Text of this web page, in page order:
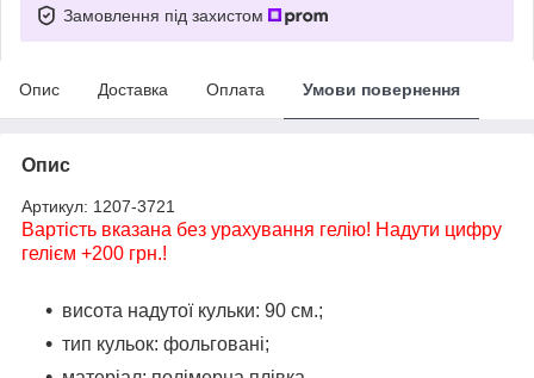
Замовлення під захистом
Опис Доставка Оплата Умови повернення
Опис
Артикул: 1207-3721
Вартість вказана без урахування гелію! Надути цифру
гелієм +200 грн.!
висота надутої кульки: 90 см.;
тип кульок: фольговані;